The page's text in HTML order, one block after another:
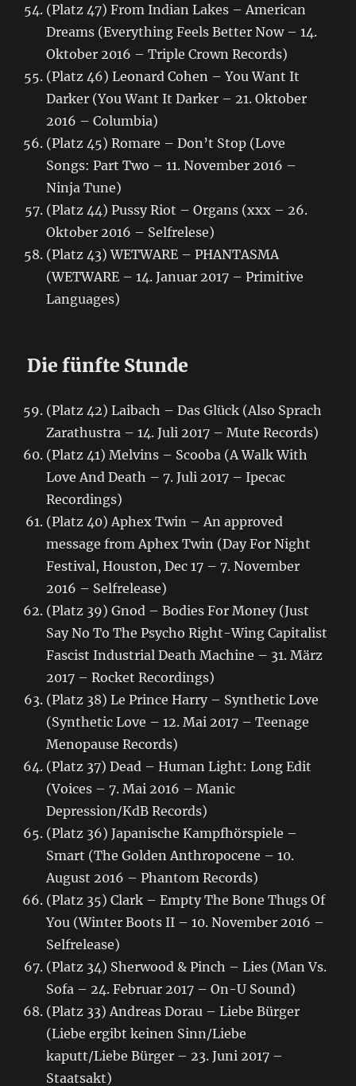
(Platz 47) From Indian Lakes – American
Dreams (Everything Feels Better Now – 14.
Oktober 2016 – Triple Crown Records)
(Platz 46) Leonard Cohen – You Want It
Darker (You Want It Darker – 21. Oktober
2016 – Columbia)
(Platz 45) Romare – Don’t Stop (Love
Songs: Part Two – 11. November 2016 –
Ninja Tune)
(Platz 44) Pussy Riot – Organs (xxx – 26.
Oktober 2016 – Selfrelese)
(Platz 43) WETWARE – PHANTASMA
(WETWARE – 14. Januar 2017 – Primitive
Languages)
Die fünfte Stunde
(Platz 42) Laibach – Das Glück (Also Sprach
Zarathustra – 14. Juli 2017 – Mute Records)
(Platz 41) Melvins – Scooba (A Walk With
Love And Death – 7. Juli 2017 – Ipecac
Recordings)
(Platz 40) Aphex Twin – An approved
message from Aphex Twin (Day For Night
Festival, Houston, Dec 17 – 7. November
2016 – Selfrelease)
(Platz 39) Gnod – Bodies For Money (Just
Say No To The Psycho Right-Wing Capitalist
Fascist Industrial Death Machine – 31. März
2017 – Rocket Recordings)
(Platz 38) Le Prince Harry – Synthetic Love
(Synthetic Love – 12. Mai 2017 – Teenage
Menopause Records)
(Platz 37) Dead – Human Light: Long Edit
(Voices – 7. Mai 2016 – Manic
Depression/KdB Records)
(Platz 36) Japanische Kampfhörspiele –
Smart (The Golden Anthropocene – 10.
August 2016 – Phantom Records)
(Platz 35) Clark – Empty The Bone Thugs Of
You (Winter Boots II – 10. November 2016 –
Selfrelease)
(Platz 34) Sherwood & Pinch – Lies (Man Vs.
Sofa – 24. Februar 2017 – On-U Sound)
(Platz 33) Andreas Dorau – Liebe Bürger
(Liebe ergibt keinen Sinn/Liebe
kaputt/Liebe Bürger – 23. Juni 2017 –
Staatsakt)